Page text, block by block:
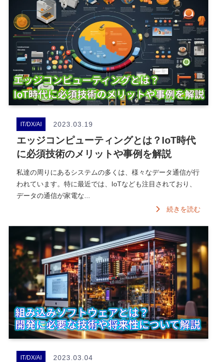
IT/DX/AI 2023.03.19
エッジコンピューティングとは？IoT時代
に必須技術のメリットや事例を解説
私達の周りにあるシステムの多くは、様々なデータ通信が行
われています。特に最近では、IoTなども注目されており、
データの通信が家電な...
続きを読む
IT/DX/AI 2023.03.04